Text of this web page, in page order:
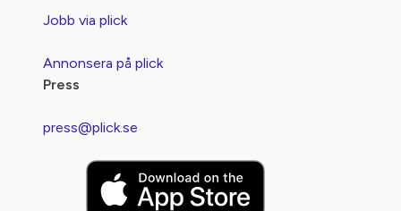
Jobb via plick
Annonsera på plick
Press
press@plick.se